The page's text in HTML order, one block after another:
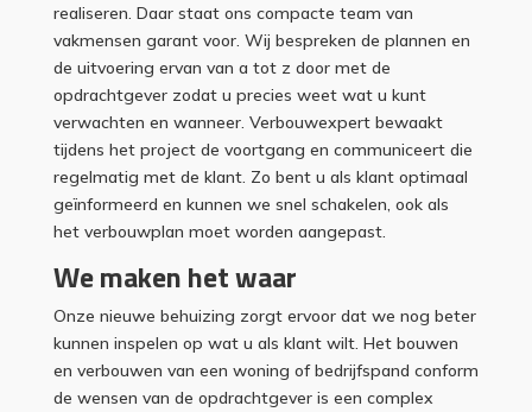
realiseren. Daar staat ons compacte team van
vakmensen garant voor. Wij bespreken de plannen en
de uitvoering ervan van a tot z door met de
opdrachtgever zodat u precies weet wat u kunt
verwachten en wanneer. Verbouwexpert bewaakt
tijdens het project de voortgang en communiceert die
regelmatig met de klant. Zo bent u als klant optimaal
geïnformeerd en kunnen we snel schakelen, ook als
het verbouwplan moet worden aangepast.
We maken het waar
Onze nieuwe behuizing zorgt ervoor dat we nog beter
kunnen inspelen op wat u als klant wilt. Het bouwen
en verbouwen van een woning of bedrijfspand conform
de wensen van de opdrachtgever is een complex